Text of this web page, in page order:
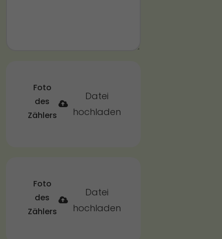
Foto
des
Zählers
Datei
hochladen
Foto
des
Zählers
Datei
hochladen